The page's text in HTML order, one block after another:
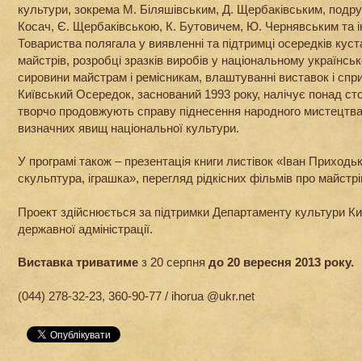
культури, зокрема М. Біляшівським, Д. Щербаківським,
Косач, Є. Щербаківською, К. Бутовичем, Ю. Чернявським та
Товариства полягала у виявленні та підтримці осередків
майстрів, розробці зразків виробів у національному
сировини майстрам і ремісникам, влаштуванні виставок і
Київський Осередок, заснований 1993 року, налічує понад сто
творчо продовжують справу піднесення народного мистецтва
визначних явищ національної культури.
У програмі також – презентація книги листівок «Іван
скульптура, іграшка», перегляд рідкісних фільмів про
Проект здійснюється за підтримки Департаменту культури
державної адміністрації.
Виставка триватиме з 20 серпня до 20 вересня 2013 року.
(044) 278-32-23, 360-90-77 / ihorua @ukr.net